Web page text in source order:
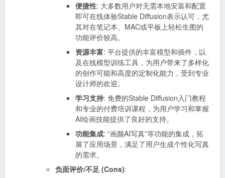
便捷性: 大多数用户对无需本地安装和配置
即可在线体验Stable Diffusion表示认可，尤
其对在笔记本、MAC或平板上轻松生图的
功能评价较高。
资源丰富: 平台提供的丰富模型和插件，以
及在线模型训练工具，为用户带来了多样化
的创作可能和高度的定制化能力，受到专业
设计师的欢迎。
学习支持: 免费的Stable Diffusion入门教程
和专业的付费培训课程，为用户学习和掌握
AI绘画技能提供了良好的支持。
功能集成: “画颜AI写真”等功能的集成，拓
展了应用场景，满足了用户生成个性化写真
的需求。
负面评价/不足 (Cons):